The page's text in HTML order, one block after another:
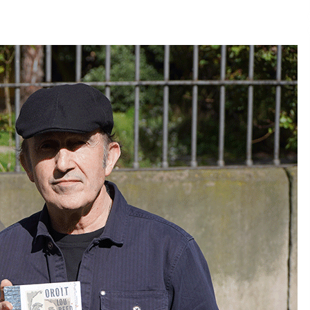
Larunbatean Plentziako Itsas
Martxa ospatuko da
2026/07/07
SOINUGELA: Paul McCartney eta
Ringo Starr-en lan berriak
2026/07/03